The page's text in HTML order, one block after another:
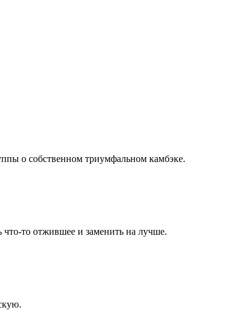
о собственном триумфальном камбэке.
что-то отжившее и заменить на лучше.